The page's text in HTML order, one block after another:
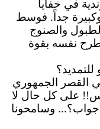
في خفايا
وكبيرة جداً. فوسط
والصنوج
نفسه بقوة
القصر الجمهوري
على كل حال لا